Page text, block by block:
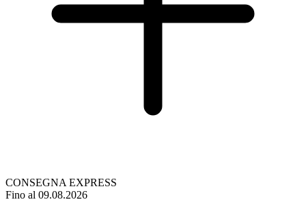
CONSEGNA EXPRESS
Fino al 09.08.2026